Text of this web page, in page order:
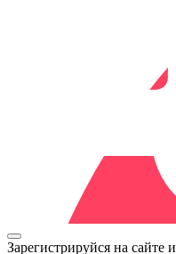
Зарегистрируйся на сайте и